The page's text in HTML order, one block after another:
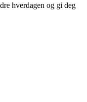
hverdagen og gi deg